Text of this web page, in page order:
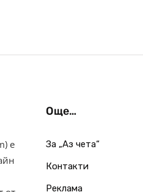
е
Още…
За „Аз чета“
Контакти
Реклама